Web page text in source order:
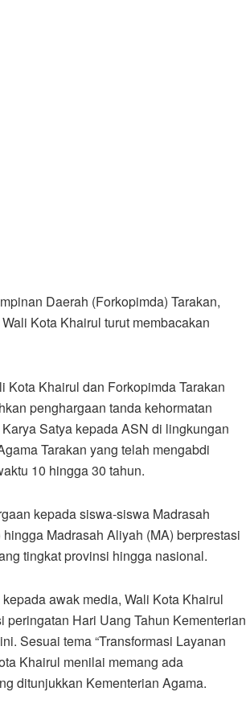
Daerah (Forkopimda) Tarakan,
Kota Khairul turut membacakan
Kota Khairul dan Forkopimda Tarakan
penghargaan tanda kehormatan
Satya kepada ASN di lingkungan
Tarakan yang telah mengabdi
10 hingga 30 tahun.
kepada siswa-siswa Madrasah
hingga Madrasah Aliyah (MA) berprestasi
tingkat provinsi hingga nasional.
awak media, Wali Kota Khairul
peringatan Hari Uang Tahun Kementerian
Sesuai tema “Transformasi Layanan
Khairul menilai memang ada
ditunjukkan Kementerian Agama.